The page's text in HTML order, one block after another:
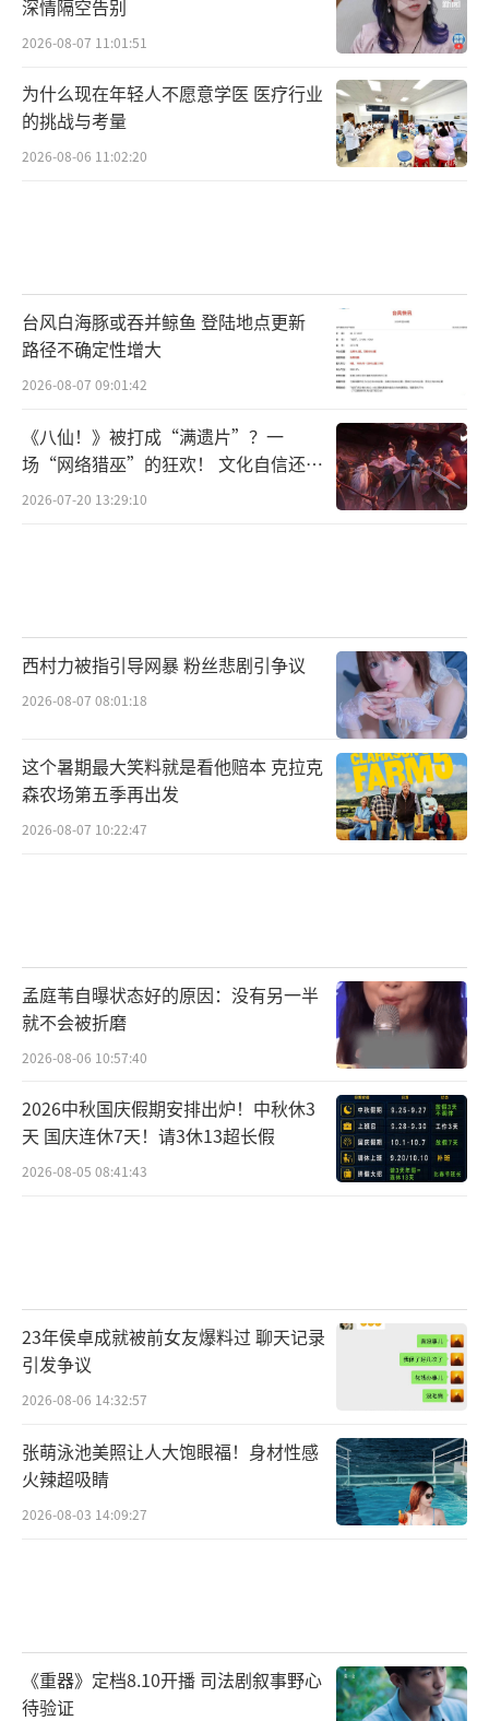
深情隔空告别
2026-08-07 11:01:51
为什么现在年轻人不愿意学医 医疗行业
的挑战与考量
2026-08-06 11:02:20
台风白海豚或吞并鲸鱼 登陆地点更新
路径不确定性增大
2026-08-07 09:01:42
《八仙！》被打成“满遗片”？一
场“网络猎巫”的狂欢！ 文化自信还是
焦虑？
2026-07-20 13:29:10
西村力被指引导网暴 粉丝悲剧引争议
2026-08-07 08:01:18
这个暑期最大笑料就是看他赔本 克拉克
森农场第五季再出发
2026-08-07 10:22:47
孟庭苇自曝状态好的原因：没有另一半
就不会被折磨
2026-08-06 10:57:40
2026中秋国庆假期安排出炉！中秋休3
天 国庆连休7天！请3休13超长假
2026-08-05 08:41:43
23年侯卓成就被前女友爆料过 聊天记录
引发争议
2026-08-06 14:32:57
张萌泳池美照让人大饱眼福！身材性感
火辣超吸睛
2026-08-03 14:09:27
《重器》定档8.10开播 司法剧叙事野心
待验证